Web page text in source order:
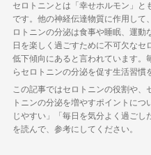
セロトニンとは「幸せホルモン」と
です。他の神経伝達物質に作用して
ロトニンの分泌は食事や睡眠、運
日を楽しく過ごすために不可欠な
低下傾向にあると言われています。
らセロトニンの分泌を促す生活習慣
この記事ではセロトニンの役割や、
トニンの分泌を増やすポイントに
じやすい」「毎日を気分よく過ご
を読んで、参考にしてください。